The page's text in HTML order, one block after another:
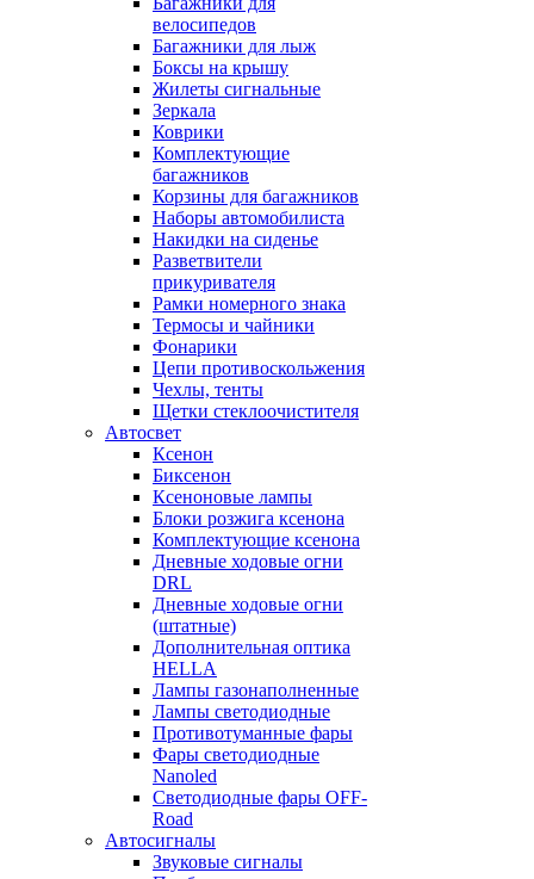
велосипедов
Багажники для лыж
Боксы на крышу
Жилеты сигнальные
Зеркала
Коврики
Комплектующие
багажников
Корзины для багажников
Наборы автомобилиста
Накидки на сиденье
Разветвители
прикуривателя
Рамки номерного знака
Термосы и чайники
Фонарики
Цепи противоскольжения
Чехлы, тенты
Щетки стеклоочистителя
Автосвет
Ксенон
Биксенон
Ксеноновые лампы
Блоки розжига ксенона
Комплектующие ксенона
Дневные ходовые огни
DRL
Дневные ходовые огни
(штатные)
Дополнительная оптика
HELLA
Лампы газонаполненные
Лампы светодиодные
Противотуманные фары
Фары светодиодные
Nanoled
Светодиодные фары OFF-
Road
Автосигналы
Звуковые сигналы